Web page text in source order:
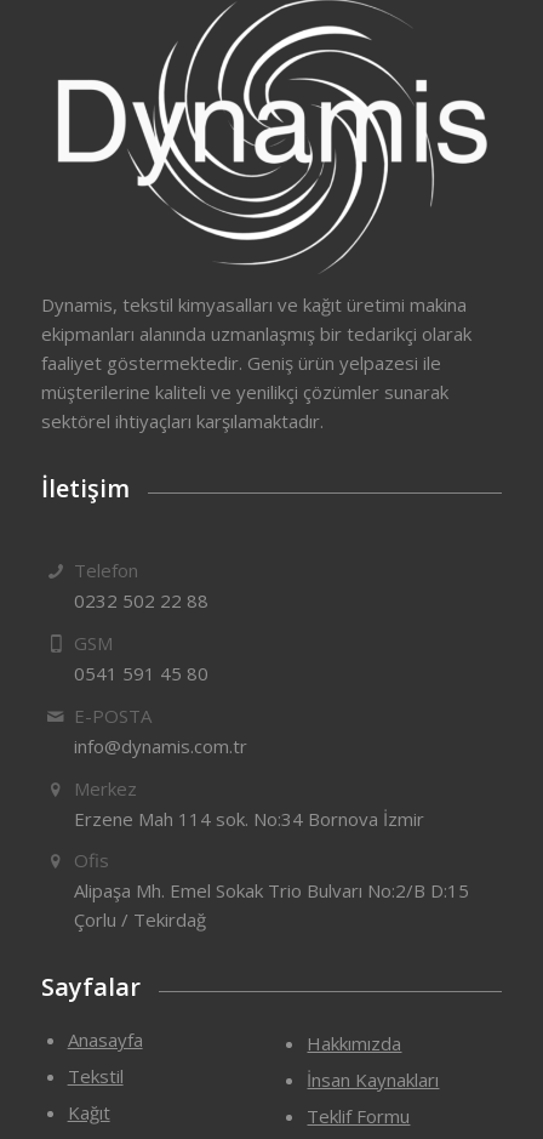
Dynamis, tekstil kimyasalları ve kağıt üretimi makina
ekipmanları alanında uzmanlaşmış bir tedarikçi olarak
faaliyet göstermektedir. Geniş ürün yelpazesi ile
müşterilerine kaliteli ve yenilikçi çözümler sunarak
sektörel ihtiyaçları karşılamaktadır.
İletişim
Telefon
0232 502 22 88
GSM
0541 591 45 80
E-POSTA
info@dynamis.com.tr
Merkez
Erzene Mah 114 sok. No:34 Bornova İzmir
Ofis
Alipaşa Mh. Emel Sokak Trio Bulvarı No:2/B D:15
Çorlu / Tekirdağ
Sayfalar
Anasayfa
Tekstil
Kağıt
Hakkımızda
İnsan Kaynakları
Teklif Formu